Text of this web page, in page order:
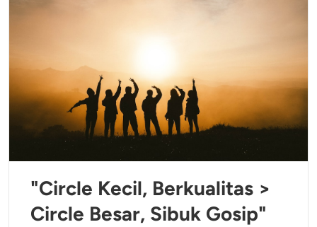
"Circle Kecil, Berkualitas >
Circle Besar, Sibuk Gosip"